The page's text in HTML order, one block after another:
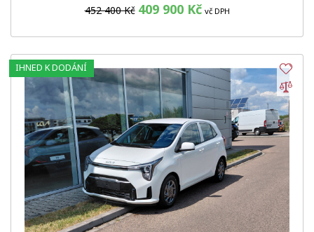
452 400 Kč 409 900 Kč vč DPH
IHNED K DODÁNÍ